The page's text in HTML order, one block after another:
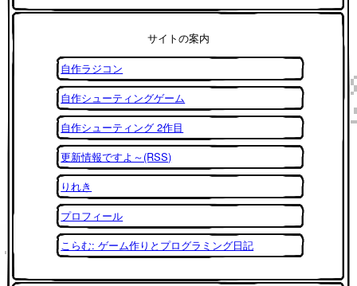
サイトの案内
自作ラジコン
自作シューティングゲーム
自作シューティング 2作目
更新情報ですよ～(RSS)
りれき
プロフィール
こらむ: ゲーム作りとプログラミング日記